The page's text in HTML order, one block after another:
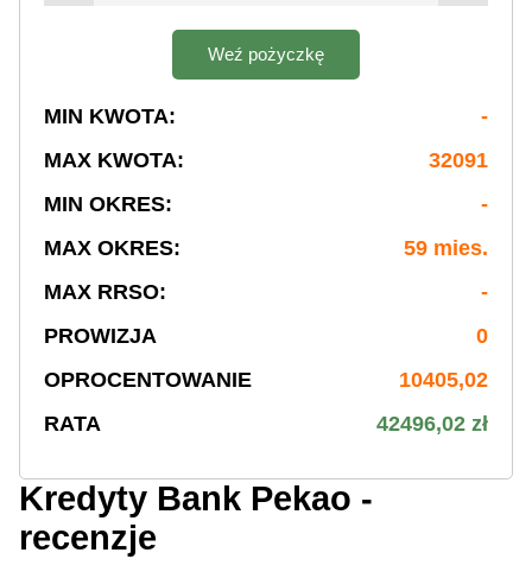
Weź pożyczkę
MIN KWOTA:
-
MAX KWOTA:
32091
MIN OKRES:
-
MAX OKRES:
59 mies.
MAX RRSO:
-
PROWIZJA
0
OPROCENTOWANIE
10405,02
RATA
42496,02 zł
Kredyty Bank Pekao -
recenzje